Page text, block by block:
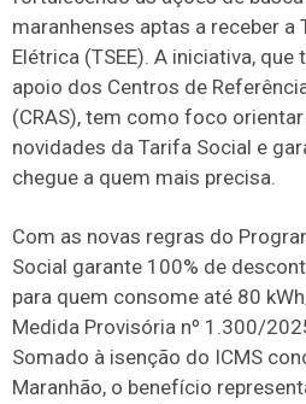
maranhenses aptas a receber a
Elétrica (TSEE). A iniciativa,
apoio dos Centros de
(CRAS), tem como foco
novidades da Tarifa Social e
chegue a quem mais precisa.
Com as novas regras do
Social garante 100% de
para quem consome até 80
Medida Provisória nº 1.300/
Somado à isenção do ICMS
Maranhão, o benefício